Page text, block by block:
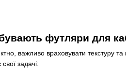
футляри для
важливо враховувати текстуру та
задачі: